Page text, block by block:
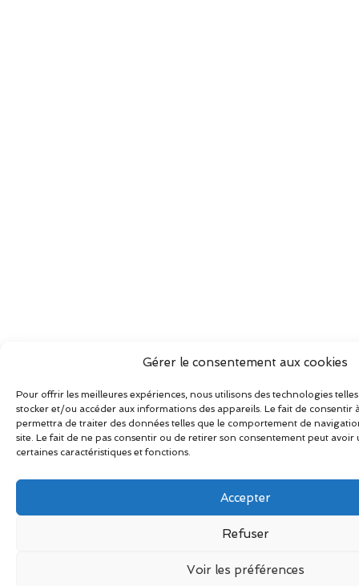
Gérer le consentement aux cookies
Pour offrir les meilleures expériences, nous utilisons des technologies
stocker et/ou accéder aux informations des appareils. Le fait de consentir
permettra de traiter des données telles que le comportement de
site. Le fait de ne pas consentir ou de retirer son consentement peut avoir
certaines caractéristiques et fonctions.
Accepter
Refuser
Voir les préférences